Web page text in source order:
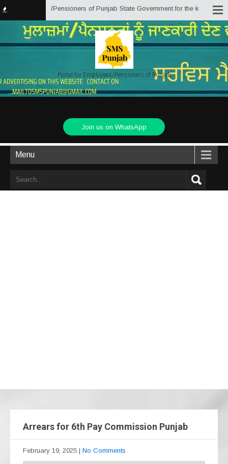
Employees/Pensioners of Punjab State Government for the
Portal for Employees/Pensioners of Punjab
Join us on WhatsApp
Menu
Arrears for 6th Pay Commission Punjab
February 19, 2025 | No Comments